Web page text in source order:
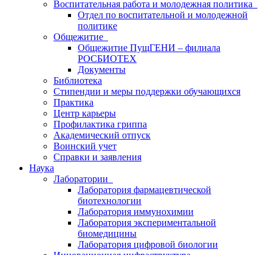
Воспитательная работа и молодежная политика
Отдел по воспитательной и молодежной
политике
Общежитие
Общежитие ПущГЕНИ – филиала
РОСБИОТЕХ
Документы
Библиотека
Стипендии и меры поддержки обучающихся
Практика
Центр карьеры
Профилактика гриппа
Академический отпуск
Воинский учет
Справки и заявления
Наука
Лаборатории
Лаборатория фармацевтической
биотехнологии
Лаборатория иммунохимии
Лаборатория экспериментальной
биомедицины
Лаборатория цифровой биологии